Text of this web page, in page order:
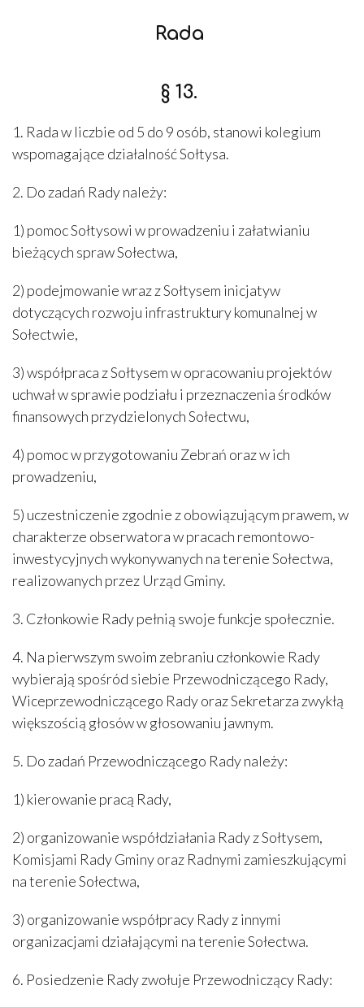
Rada
§ 13.
1. Rada w liczbie od 5 do 9 osób, stanowi kolegium
wspomagające działalność Sołtysa.
2. Do zadań Rady należy:
1) pomoc Sołtysowi w prowadzeniu i załatwianiu
bieżących spraw Sołectwa,
2) podejmowanie wraz z Sołtysem inicjatyw
dotyczących rozwoju infrastruktury komunalnej w
Sołectwie,
3) współpraca z Sołtysem w opracowaniu projektów
uchwał w sprawie podziału i przeznaczenia środków
finansowych przydzielonych Sołectwu,
4) pomoc w przygotowaniu Zebrań oraz w ich
prowadzeniu,
5) uczestniczenie zgodnie z obowiązującym prawem, w
charakterze obserwatora w pracach remontowo-
inwestycyjnych wykonywanych na terenie Sołectwa,
realizowanych przez Urząd Gminy.
3. Członkowie Rady pełnią swoje funkcje społecznie.
4. Na pierwszym swoim zebraniu członkowie Rady
wybierają spośród siebie Przewodniczącego Rady,
Wiceprzewodniczącego Rady oraz Sekretarza zwykłą
większością głosów w głosowaniu jawnym.
5. Do zadań Przewodniczącego Rady należy:
1) kierowanie pracą Rady,
2) organizowanie współdziałania Rady z Sołtysem,
Komisjami Rady Gminy oraz Radnymi zamieszkującymi
na terenie Sołectwa,
3) organizowanie współpracy Rady z innymi
organizacjami działającymi na terenie Sołectwa.
6. Posiedzenie Rady zwołuje Przewodniczący Rady: